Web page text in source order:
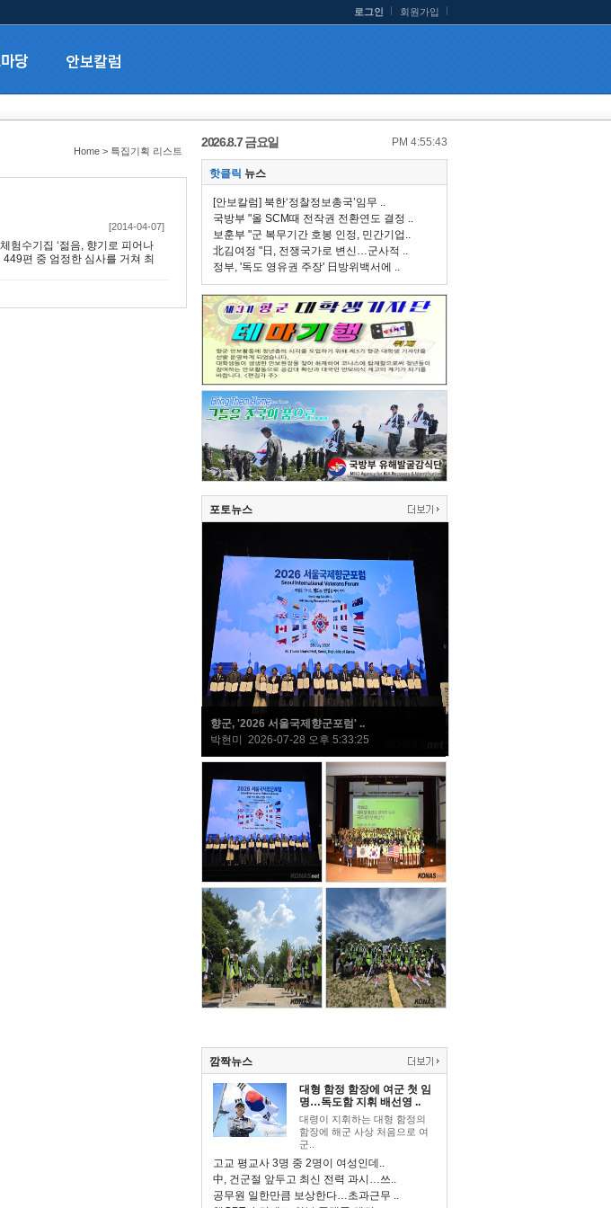
로그인 회원가입
Home > 특집기획 리스트
[2014-04-07]
험수기집 ‘젊음, 향기로 피어나
편 중 엄정한 심사를 거쳐 최
2026.8.7 금요일 PM 4:55:44
핫클릭 뉴스
[안보칼럼] 북한‘정찰정보총국’임무 ..
국방부 "올 SCM때 전작권 전환연도 결정 ..
보훈부 "군 복무기간 호봉 인정, 민간기업..
北김여정 "日, 전쟁국가로 변신…군사적 ..
정부, '독도 영유권 주장' 日방위백서에 ..
포토뉴스
향군, '2026 서울국제향군포럼' ..
박현미 2026-07-28 오후 5:33:25
깜짝뉴스
대형 함정 함장에 여군 첫 임
명…독도함 지휘 배선영 ..
대령이 지휘하는 대형 함정의
함장에 해군 사상 처음으로 여
군..
고교 평교사 3명 중 2명이 여성인데..
中, 건군절 앞두고 최신 전력 과시…쓰..
공무원 일한만큼 보상한다…초과근무 ..